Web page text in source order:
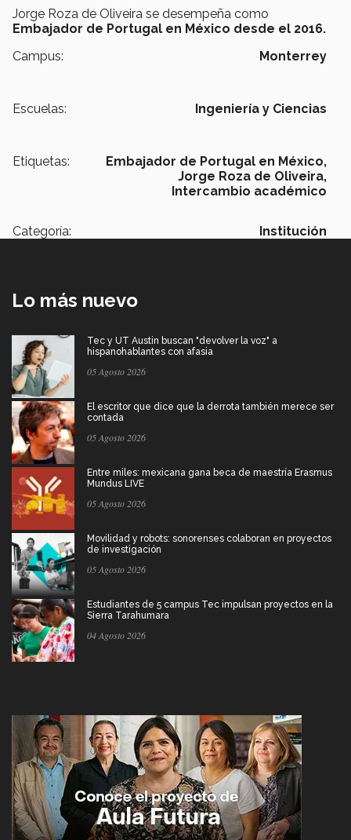
Jorge Roza de Oliveira se desempeña como
Embajador de Portugal en México desde el 2016.
Campus:
Monterrey
Escuelas: Ingeniería y Ciencias
Etiquetas:
Embajador de Portugal en México,
Jorge Roza de Oliveira,
Intercambio académico
Categoría: Institución
Lo más nuevo
Tec y UT Austin buscan "devolver la voz" a
hispanohablantes con afasia
05 Agosto 2026
El escritor que dice que la derrota también merece ser
contada
05 Agosto 2026
Entre miles: mexicana gana beca de maestría Erasmus
Mundus LIVE
05 Agosto 2026
Movilidad y robots: sonorenses colaboran en proyectos
de investigación
05 Agosto 2026
Estudiantes de 5 campus Tec impulsan proyectos en la
Sierra Tarahumara
04 Agosto 2026